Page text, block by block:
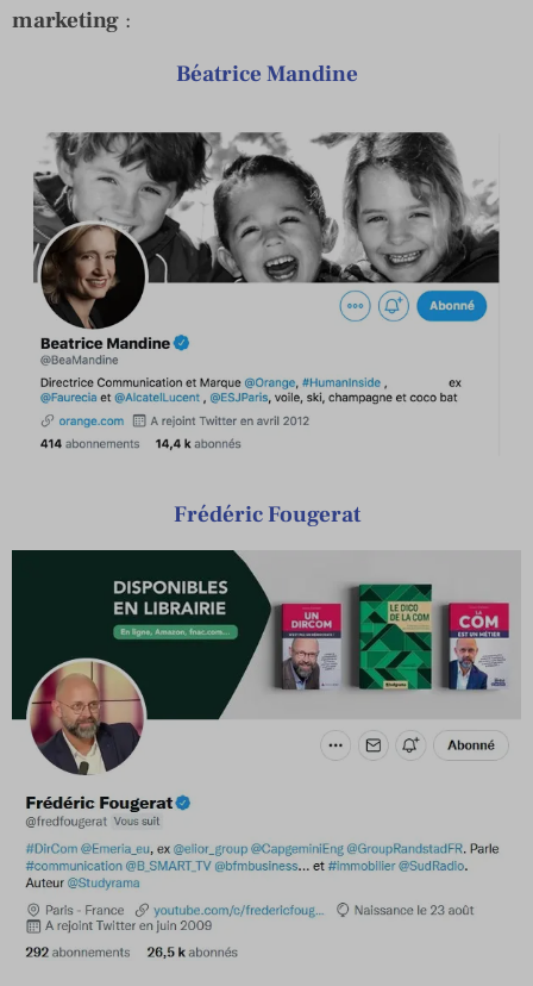
marketing :
Béatrice Mandine
Frédéric Fougerat